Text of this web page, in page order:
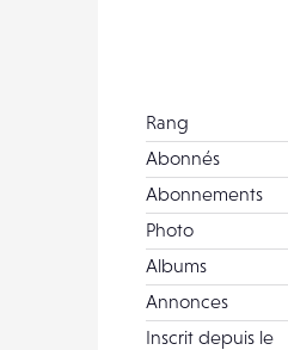
Rang
Abonnés
Abonnements
Photo
Albums
Annonces
Inscrit depuis le